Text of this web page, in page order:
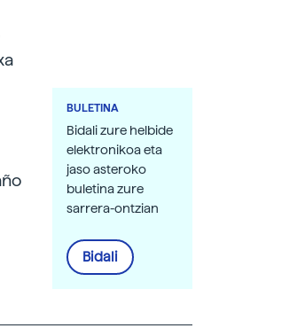
BULETINA
Bidali zure helbide
elektronikoa eta
jaso asteroko
buletina zure
sarrera-ontzian
Bidali